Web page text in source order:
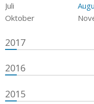
Juli
Oktober
2017
2016
2015